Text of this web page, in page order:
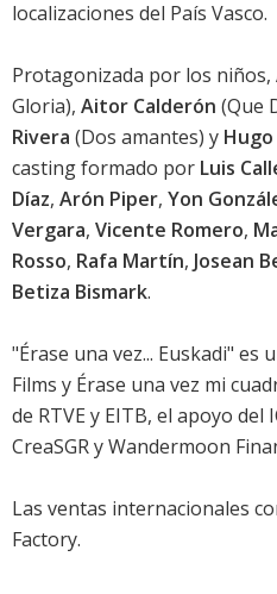
localizaciones del País Vasco.
Protagonizada por los niños,
Gloria), Aitor Calderón (Que
Rivera (Dos amantes) y Hugo
casting formado por Luis
Díaz, Arón Piper, Yon
Vergara, Vicente Romero,
Rosso, Rafa Martín, Josean
Betiza Bismark.
"Érase una vez... Euskadi" es
Films y Érase una vez mi
de RTVE y EITB, el apoyo del
CreaSGR y Wandermoon
Las ventas internacionales
Factory.